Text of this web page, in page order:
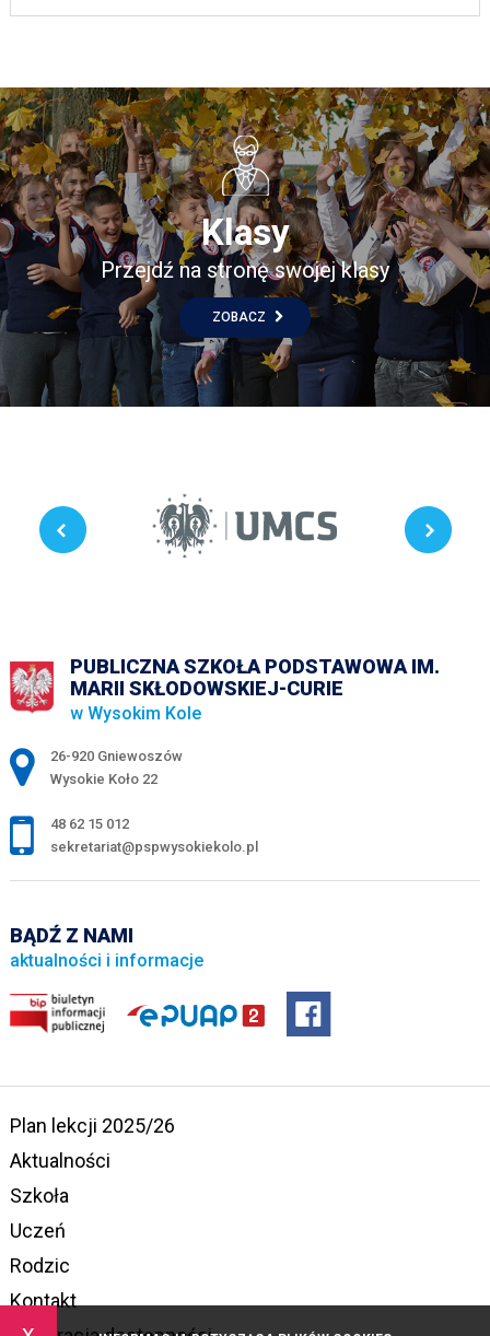
Klasy
Przejdź na stronę swojej klasy
ZOBACZ
PUBLICZNA SZKOŁA PODSTAWOWA IM.
MARII SKŁODOWSKIEJ-CURIE
w Wysokim Kole
Adres pocztowy:
26-920 Gniewoszów
Wysokie Koło 22
48 62 15 012
sekretariat@pspwysokiekolo.pl
BĄDŹ Z NAMI
aktualności i informacje
Plan lekcji 2025/26
Aktualności
Szkoła
Uczeń
Rodzic
Kontakt